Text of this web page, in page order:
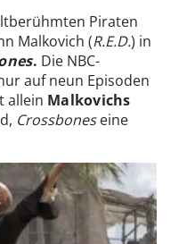
Piraten
Malkovich (R.E.D.) in
. Die NBC-
auf neun Episoden
allein Malkovichs
Crossboneseine